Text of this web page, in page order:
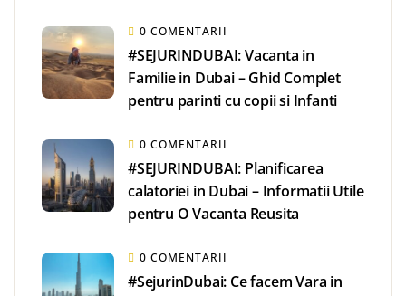
0 COMENTARII
#SEJURINDUBAI: Vacanta in
Familie in Dubai – Ghid Complet
pentru parinti cu copii si Infanti
0 COMENTARII
#SEJURINDUBAI: Planificarea
calatoriei in Dubai – Informatii Utile
pentru O Vacanta Reusita
0 COMENTARII
#SejurinDubai: Ce facem Vara in